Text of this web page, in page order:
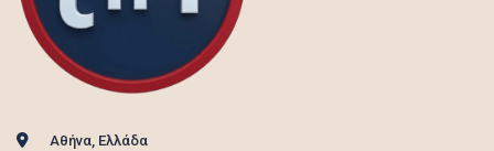
Αθήνα, Ελλάδα